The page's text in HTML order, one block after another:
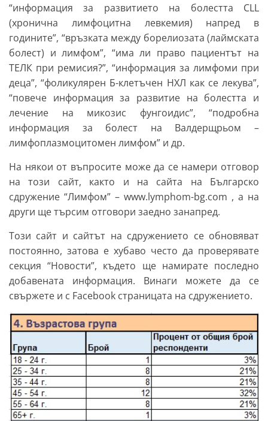
“информация за развитието на болестта CLL
(хронична лимфоцитна левкемия) напред в
годините”, “връзката между борелиозата (лаймската
болест) и лимфом”, “има ли право пациентът на
ТЕЛК при ремисия?”, “информация за лимфоми при
деца”, “фоликулярен Б-клетъчен НХЛ как се лекува”,
“повече информация за развитие на болестта и
лечение на микозис фунгоидис”, “подробна
информация за болест на Валдерщрьом –
лимфоплазмоцитомен лимфом” и др.
На някои от въпросите може да се намери отговор
на този сайт, както и на сайта на Българско
сдружение “Лимфом” – www.lymphom-bg.com , а на
други ще търсим отговори заедно занапред.
Този сайт и сайтът на сдружението се обновяват
постоянно, затова е хубаво често да проверявате
секция “Новости”, където ще намирате последно
добавената информация. Винаги можете да се
свържете и с Facebook страницата на сдружението.